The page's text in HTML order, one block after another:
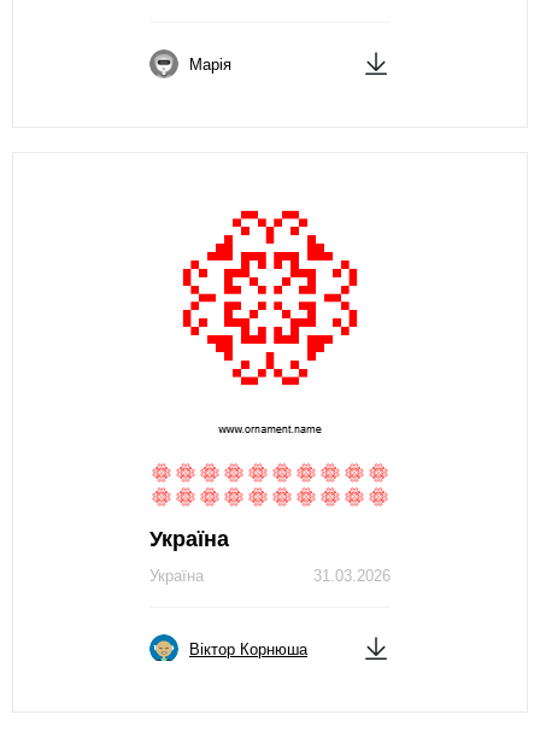
Марія
Україна
31.03.2026
Україна
Віктор Корнюша